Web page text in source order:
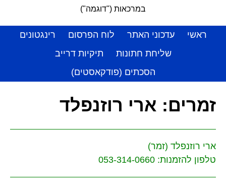
במרכאות ("דוגמה")
ראשי עדכוני האתר לוח הפרסום
רינגטונים
שליחת חתונות
תיקיות דרייב
הסכתים (פודקאסטים)
זמרים: ארי רוזנפלד
ארי רוזנפלד (זמר)
טלפון להזמנות: 053-314-0660